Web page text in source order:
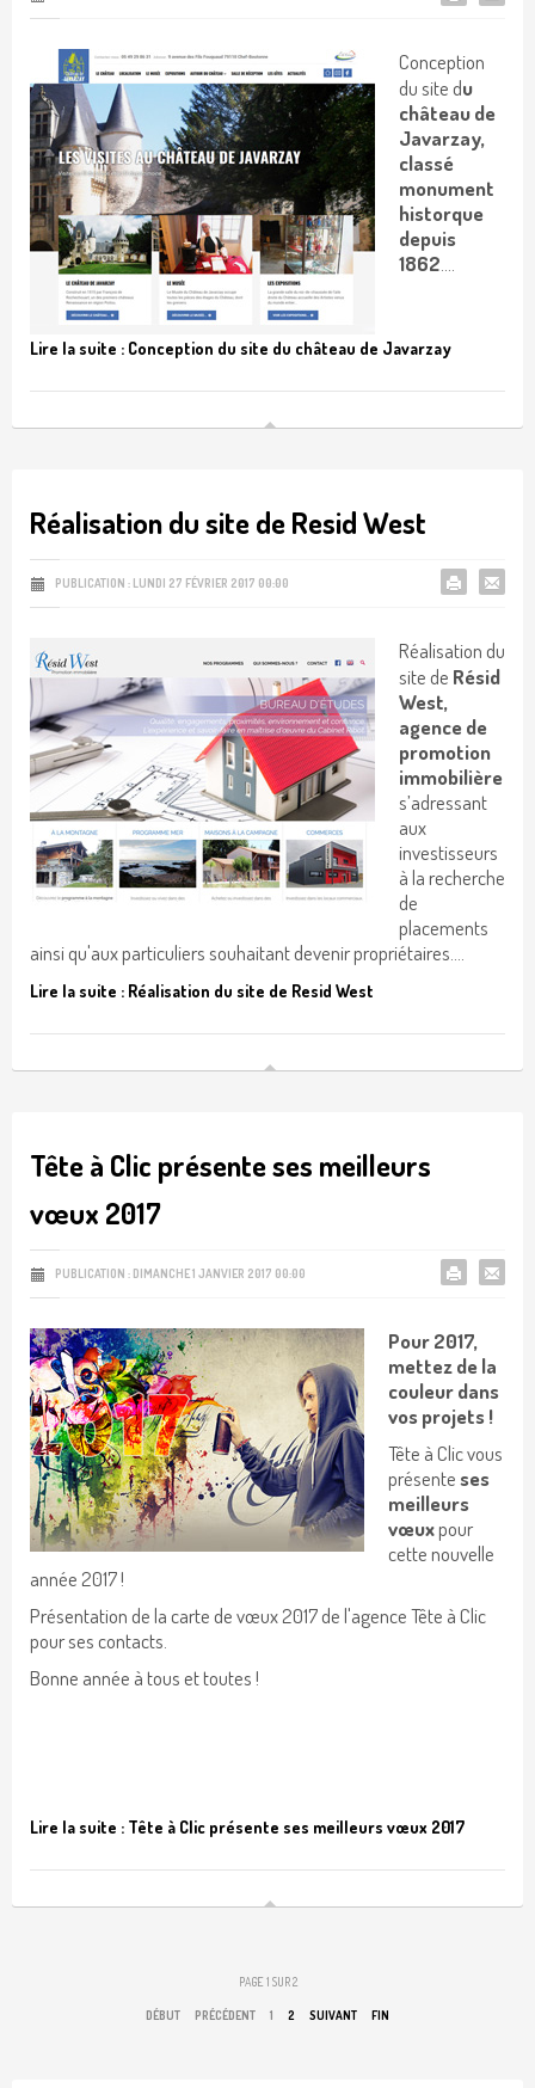
Conception
du site du
château de
Javarzay,
classé
monument
historque
depuis
1862
Lire la suite : Conception du site du château de Javarzay
Réalisation du site de Resid West
PUBLICATION : LUNDI 27 FÉVRIER 2017 00:00
Réalisation du
site de Résid
West,
agence de
promotion
immobilière
s’adressant
aux
investisseurs
à la recherche
de
placements
ainsi qu'aux particuliers souhaitant devenir propriétaires....
Lire la suite : Réalisation du site de Resid West
Tête à Clic présente ses meilleurs
vœux 2017
PUBLICATION : DIMANCHE 1 JANVIER 2017 00:00
Pour 2017,
mettez de la
couleur dans
vos projets !
Tête à Clic vous
présenteses
meilleurs
vœuxpour
cette nouvelle
année 2017 !
Présentation de la carte de vœux 2017 de l'agence Tête à Clic
pour ses contacts.
Bonne année à tous et toutes !
Lire la suite : Tête à Clic présente ses meilleurs vœux 2017
PAGE 1 SUR 2
DÉBUT PRÉCÉDENT 1 2 SUIVANT FIN